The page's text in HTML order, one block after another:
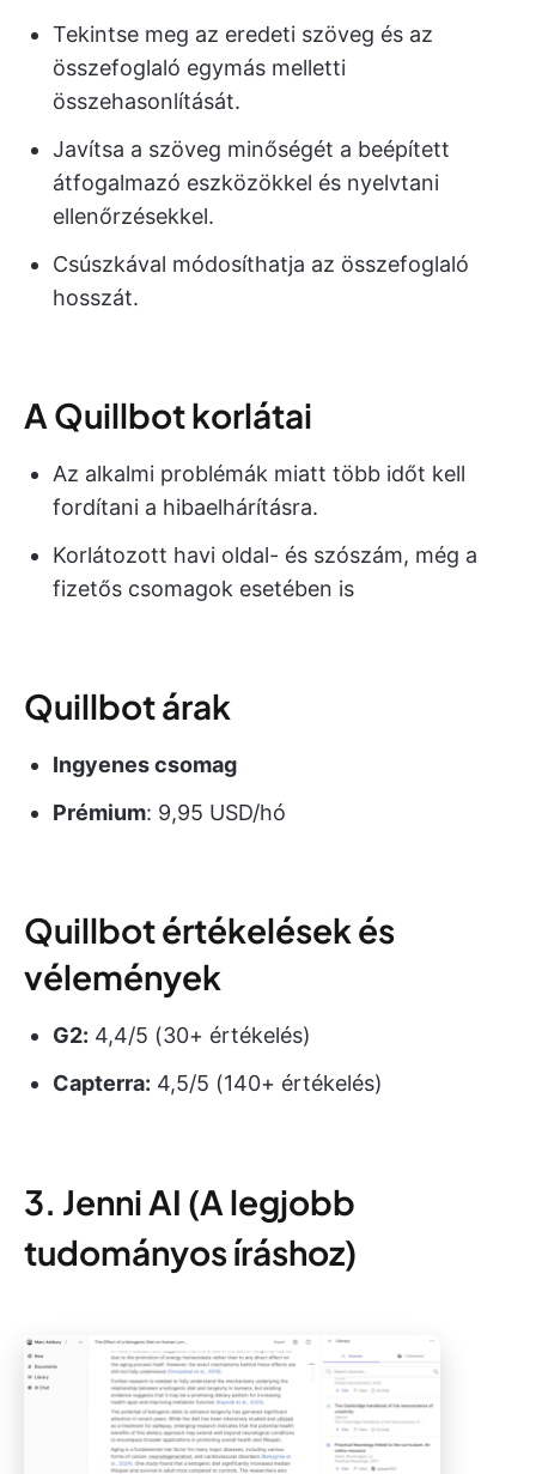
Tekintse meg az eredeti szöveg és az
összefoglaló egymás melletti
összehasonlítását.
Javítsa a szöveg minőségét a beépített
átfogalmazó eszközökkel és nyelvtani
ellenőrzésekkel.
Csúszkával módosíthatja az összefoglaló
hosszát.
A Quillbot korlátai
Az alkalmi problémák miatt több időt kell
fordítani a hibaelhárításra.
Korlátozott havi oldal- és szószám, még a
fizetős csomagok esetében is
Quillbot árak
Ingyenes csomag
Prémium: 9,95 USD/hó
Quillbot értékelések és
vélemények
G2: 4,4/5 (30+ értékelés)
Capterra: 4,5/5 (140+ értékelés)
3. Jenni AI (A legjobb
tudományos íráshoz)